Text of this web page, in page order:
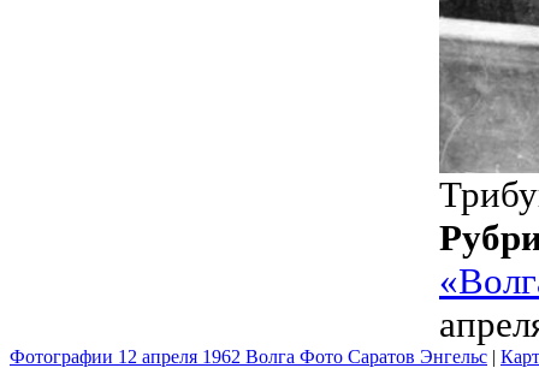
Фотографии 12 апреля 1962 Волга Фото Саратов Энгельс |